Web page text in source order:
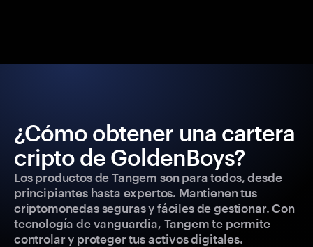
¿Cómo obtener una cartera
cripto de GoldenBoys?
Los productos de Tangem son para todos, desde
principiantes hasta expertos. Mantienen tus
criptomonedas seguras y fáciles de gestionar. Con
tecnología de vanguardia, Tangem te permite
controlar y proteger tus activos digitales.